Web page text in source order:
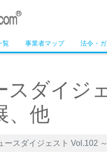
覧 事業者マップ 法令・
スダイジ
、他
ースダイジェスト Vol.102